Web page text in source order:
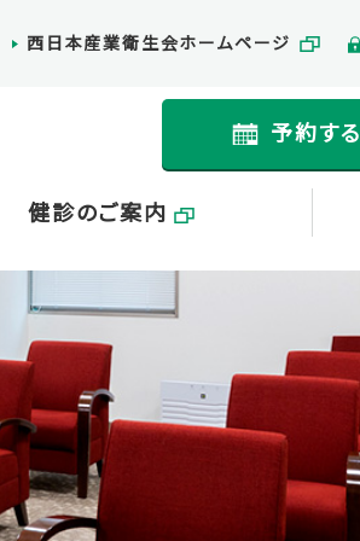
西日本産業衛生会ホームページ
予約する
健診のご案内